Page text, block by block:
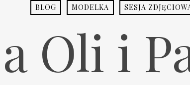
BLOG MODELKA SESJA
Oli i